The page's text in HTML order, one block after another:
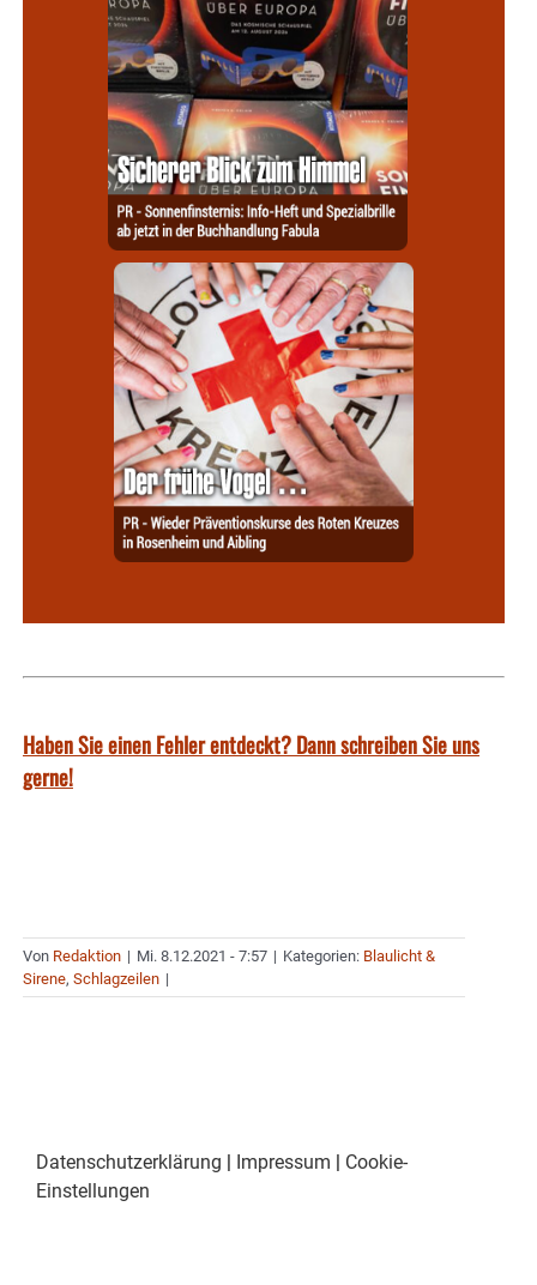
Haben Sie einen Fehler entdeckt? Dann schreiben Sie uns
gerne!
Von Redaktion | Mi. 8.12.2021 - 7:57 | Kategorien: Blaulicht &
Sirene, Schlagzeilen |
Datenschutzerklärung Impressum
Cookie-
Einstellungen